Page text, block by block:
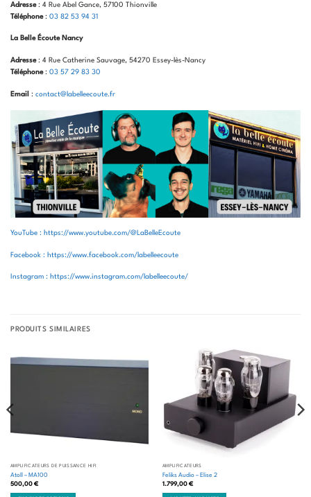
Adresse: 4 Rue Abel Gance, 57100 Thionville
Téléphone: 03 82 53 94 31
La Belle Écoute Nancy
Adresse: 4 Rue Catherine Sauvage, 54270 Essey-lès-Nancy
Téléphone: 03 57 29 83 30
Email : contact@labelleecoute.fr
YouTube : https://www.youtube.com/@LaBelleEcoute
Facebook : https://www.facebook.com/labelleecoute
Instagram : https://www.instagram.com/labelleecoute/
PRODUITS SIMILAIRES
AMPLIFICATEURS DE PUISSANCE HIFI
Atoll – MA100
500,00 €
AMPLIFICATEURS
Feliks Audio – Elise 2
1.799,00 €